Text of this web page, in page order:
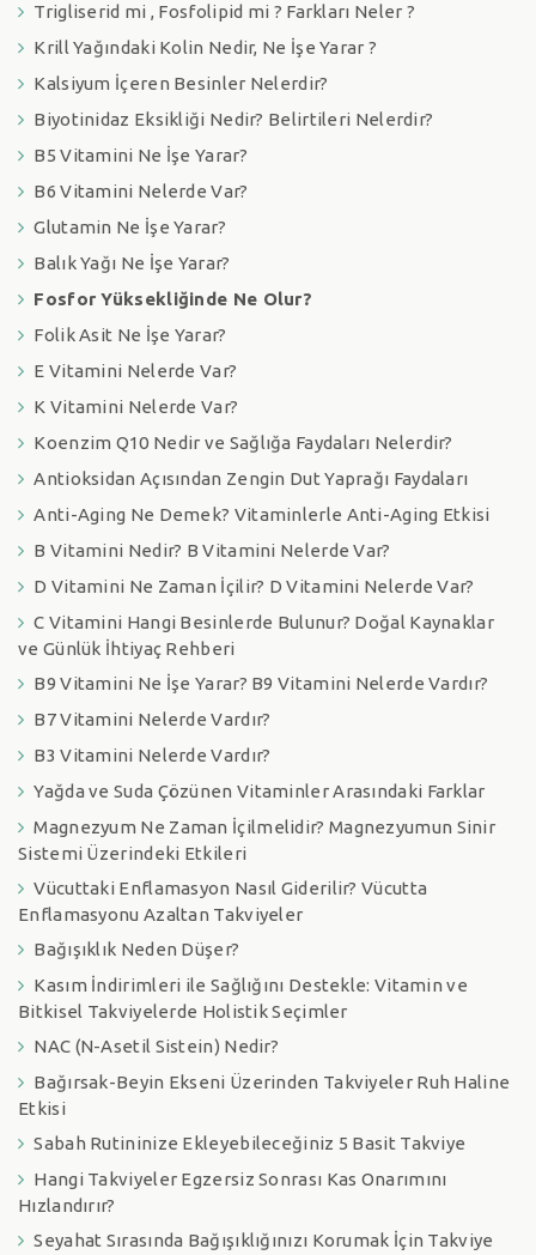
Trigliserid mi , Fosfolipid mi ? Farkları Neler ?
Krill Yağındaki Kolin Nedir, Ne İşe Yarar ?
Kalsiyum İçeren Besinler Nelerdir?
Biyotinidaz Eksikliği Nedir? Belirtileri Nelerdir?
B5 Vitamini Ne İşe Yarar?
B6 Vitamini Nelerde Var?
Glutamin Ne İşe Yarar?
Balık Yağı Ne İşe Yarar?
Fosfor Yüksekliğinde Ne Olur?
Folik Asit Ne İşe Yarar?
E Vitamini Nelerde Var?
K Vitamini Nelerde Var?
Koenzim Q10 Nedir ve Sağlığa Faydaları Nelerdir?
Antioksidan Açısından Zengin Dut Yaprağı Faydaları
Anti-Aging Ne Demek? Vitaminlerle Anti-Aging Etkisi
B Vitamini Nedir? B Vitamini Nelerde Var?
D Vitamini Ne Zaman İçilir? D Vitamini Nelerde Var?
C Vitamini Hangi Besinlerde Bulunur? Doğal Kaynaklar
ve Günlük İhtiyaç Rehberi
B9 Vitamini Ne İşe Yarar? B9 Vitamini Nelerde Vardır?
B7 Vitamini Nelerde Vardır?
B3 Vitamini Nelerde Vardır?
Yağda ve Suda Çözünen Vitaminler Arasındaki Farklar
Magnezyum Ne Zaman İçilmelidir? Magnezyumun Sinir
Sistemi Üzerindeki Etkileri
Vücuttaki Enflamasyon Nasıl Giderilir? Vücutta
Enflamasyonu Azaltan Takviyeler
Bağışıklık Neden Düşer?
Kasım İndirimleri ile Sağlığını Destekle: Vitamin ve
Bitkisel Takviyelerde Holistik Seçimler
NAC (N-Asetil Sistein) Nedir?
Bağırsak-Beyin Ekseni Üzerinden Takviyeler Ruh Haline
Etkisi
Sabah Rutininize Ekleyebileceğiniz 5 Basit Takviye
Hangi Takviyeler Egzersiz Sonrası Kas Onarımını
Hızlandırır?
Seyahat Sırasında Bağışıklığınızı Korumak İçin Takviye